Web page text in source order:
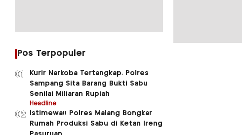
Pos Terpopuler
01
Kurir Narkoba Tertangkap, Polres
Sampang Sita Barang Bukti Sabu
Senilai Miliaran Rupiah
Headline
02
Istimewa!! Polres Malang Bongkar
Rumah Produksi Sabu di Ketan Ireng